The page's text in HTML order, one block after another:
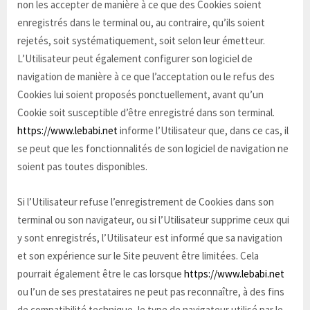
non les accepter de manière à ce que des Cookies soient
enregistrés dans le terminal ou, au contraire, qu’ils soient
rejetés, soit systématiquement, soit selon leur émetteur.
L’Utilisateur peut également configurer son logiciel de
navigation de manière à ce que l’acceptation ou le refus des
Cookies lui soient proposés ponctuellement, avant qu’un
Cookie soit susceptible d’être enregistré dans son terminal.
https://www.lebabi.netinforme l’Utilisateur que, dans ce cas, il
se peut que les fonctionnalités de son logiciel de navigation ne
soient pas toutes disponibles.
Si l’Utilisateur refuse l’enregistrement de Cookies dans son
terminal ou son navigateur, ou si l’Utilisateur supprime ceux qui
y sont enregistrés, l’Utilisateur est informé que sa navigation
et son expérience sur le Site peuvent être limitées. Cela
pourrait également être le cas lorsque https://www.lebabi.net
ou l’un de ses prestataires ne peut pas reconnaître, à des fins